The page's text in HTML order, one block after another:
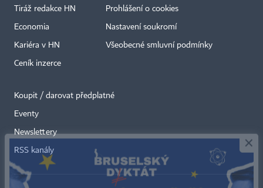
Tiráž redakce HN
Economia
Kariéra v HN
Ceník inzerce
Prohlášení o cookies
Nastavení soukromí
Všeobecné smluvní podmínky
Koupit / darovat předplatné
Eventy
Newslettery
RSS kanály